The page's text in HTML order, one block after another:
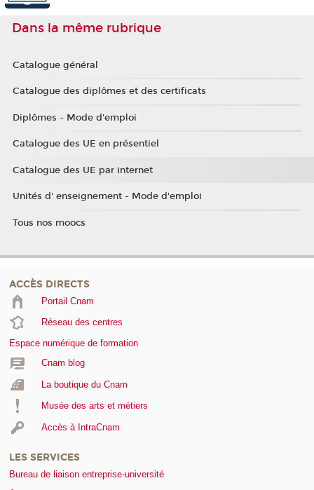
Dans la même rubrique
Catalogue général
Catalogue des diplômes et des certificats
Diplômes - Mode d'emploi
Catalogue des UE en présentiel
Catalogue des UE par internet
Unités d' enseignement - Mode d'emploi
Tous nos moocs
ACCÈS DIRECTS
Portail Cnam
Réseau des centres
Espace numérique de formation
Cnam blog
La boutique du Cnam
Musée des arts et métiers
Accès à IntraCnam
LES SERVICES
Bureau de liaison entreprise-université